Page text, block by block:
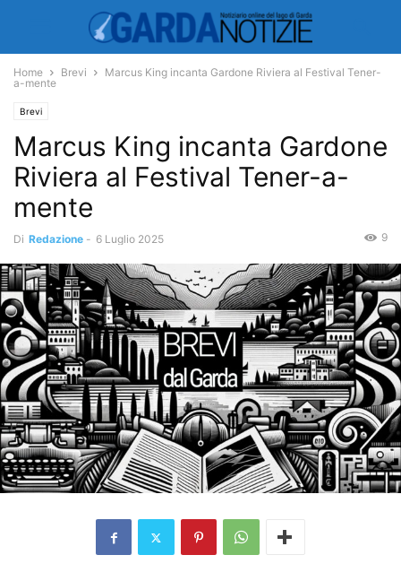
Home Brevi
Marcus King incanta Gardone Riviera al Festival Tener-
a-mente
Brevi
Marcus King incanta Gardone
Riviera al Festival Tener-a-
mente
Di Redazione - 6 Luglio 2025 9